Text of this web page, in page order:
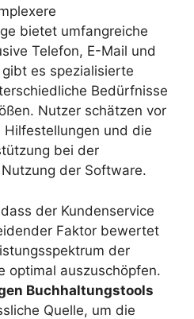
bietet umfangreiche
Telefon, E-Mail und
es spezialisierte
Bedürfnisse
Nutzer schätzen vor
und die
bei der
der Software.
der Kundenservice
Faktor bewertet
der
optimal auszuschöpfen.
Buchhaltungstools
Quelle, um die